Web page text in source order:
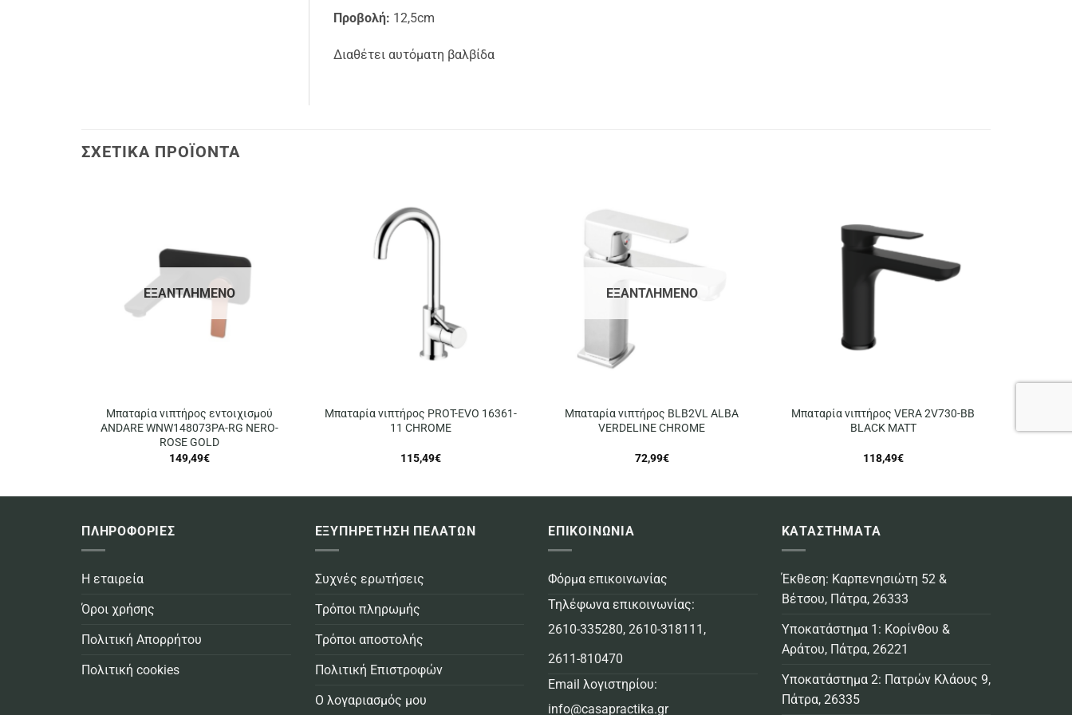
Προβολή: 12,5cm
Διαθέτει αυτόματη βαλβίδα
ΣΧΕΤΙΚΆ ΠΡΟΪΌΝΤΑ
ΕΞΑΝΤΛΗΜΈΝΟ
Μπαταρία νιπτήρος εντοιχισμού
ANDARE WNW148073PA-RG NERO-
ROSE GOLD
149,49€
Μπαταρία νιπτήρος PROT-EVO 16361-
11 CHROME
115,49€
ΕΞΑΝΤΛΗΜΈΝΟ
Μπαταρία νιπτήρος BLB2VL ALBA
VERDELINE CHROME
72,99€
Μπαταρία νιπτήρος VERA 2V730-BB
BLACK MATT
118,49€
ΠΛΗΡΟΦΟΡΙΕΣ
Η εταιρεία
Όροι χρήσης
Πολιτική Απορρήτου
Πολιτική cookies
ΕΞΥΠΗΡΕΤΗΣΗ ΠΕΛΑΤΩΝ
Συχνές ερωτήσεις
Τρόποι πληρωμής
Τρόποι αποστολής
Πολιτική Επιστροφών
Ο λογαριασμός μου
ΕΠΙΚΟΙΝΩΝΙΑ
Φόρμα επικοινωνίας
Τηλέφωνα επικοινωνίας:
2610-335280, 2610-318111 ,
2611-810470
Email λογιστηρίου:
info@casapractika.gr
ΚΑΤΑΣΤΗΜΑΤΑ
Έκθεση: Καρπενησιώτη 52 &
Βέτσου, Πάτρα, 26333
Υποκατάστημα 1: Κορίνθου &
Αράτου, Πάτρα, 26221
Υποκατάστημα 2: Πατρών Κλάους 9,
Πάτρα, 26335